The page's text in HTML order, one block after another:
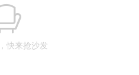
快来抢沙发